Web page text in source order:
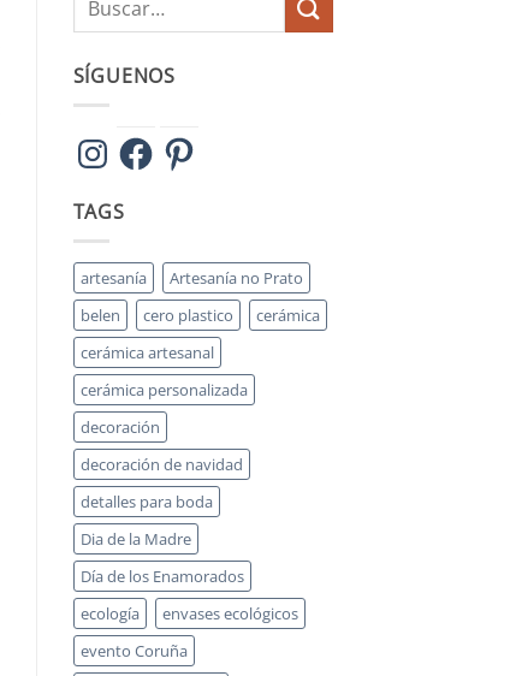
SÍGUENOS
InstagramFacebookPinterest
TAGS
artesanía
Artesanía no Prato
belen
cero plastico
cerámica
cerámica artesanal
cerámica personalizada
decoración
decoración de navidad
detalles para boda
Dia de la Madre
Día de los Enamorados
ecología
envases ecológicos
evento Coruña